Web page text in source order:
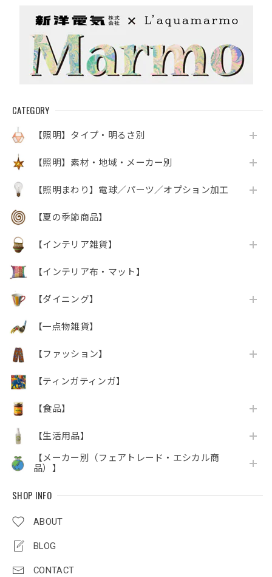
CATEGORY
【照明】タイプ・明るさ別
【照明】素材・地域・メーカー別
【照明まわり】電球／パーツ／オプション加工
【夏の季節商品】
【インテリア雑貨】
【インテリア布・マット】
【ダイニング】
【一点物雑貨】
【ファッション】
【ティンガティンガ】
【食品】
【生活用品】
【メーカー別（フェアトレード・エシカル商
品）】
SHOP INFO
ABOUT
BLOG
CONTACT